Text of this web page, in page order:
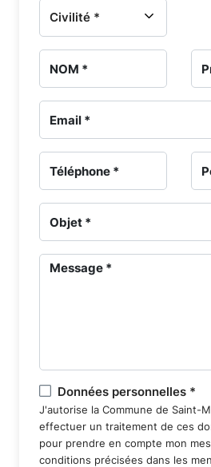
Services
funéraires
et
gestion
des
sépultures
Cimetière
Bourg
Portail
Données personnelles *
J'autorise la Commune de Saint-
effectuer un traitement de ces
pour prendre en compte mon
conditions précisées dans les